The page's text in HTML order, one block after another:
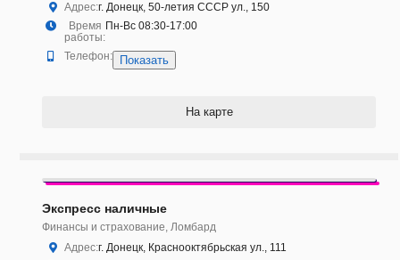
Адрес:г. Донецк, 50-летия СССР ул., 150
Время
работы:
Пн-Вс 08:30-17:00
Телефон: Показать
На карте
Экспресс наличные
Финансы и страхование, Ломбард
Адрес:г. Донецк, Краснооктябрьская ул., 111